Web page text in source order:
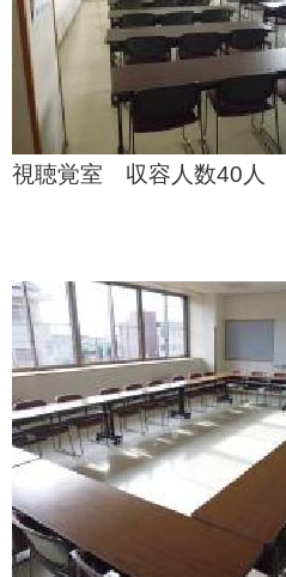
視聴覚室 収容人数40人